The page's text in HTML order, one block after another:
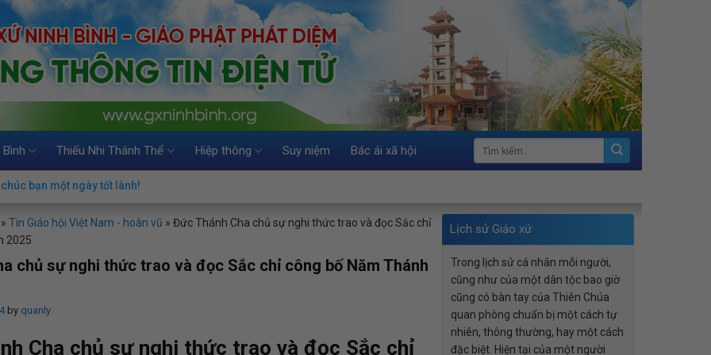
Thiếu Nhi Thánh Thể Hiệp thông Suy niệm Bác ái xã hội
bạn một ngày tốt lành!
» Tin Giáo hội Việt Nam - hoàn vũ » Đức Thánh Cha chủ sự nghi thức trao và đọc Sắc chỉ
2025
chủ sự nghi thức trao và đọc Sắc chỉ công bố Năm Thánh
by quanly
Cha chủ sự nghi thức trao và đọc Sắc chỉ
Lịch sử Giáo xứ
Trong lịch sử cá nhân mỗi người,
cũng như của một dân tộc bao giờ
cũng có bàn tay của Thiên Chúa
quan phòng chuẩn bị một cách tự
nhiên, thông thường, hay một cách
đặc biệt. Hiện tại của một người